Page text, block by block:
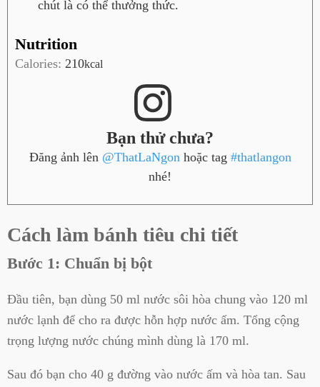
chút là có thể thưởng thức.
Nutrition
Calories: 210kcal
Bạn thử chưa?
Đăng ảnh lên @ThatLaNgonhoặc tag #thatlangon
nhé!
Cách làm bánh tiêu chi tiết
Bước 1: Chuẩn bị bột
Đầu tiên, bạn dùng 50 ml nước sôi hòa chung vào 120 ml
nước lạnh để cho ra được hỗn hợp nước ấm. Tổng cộng
trọng lượng nước chúng mình dùng là 170 ml.
Sau đó bạn cho 40 g đường vào nước ấm và hòa tan. Sau